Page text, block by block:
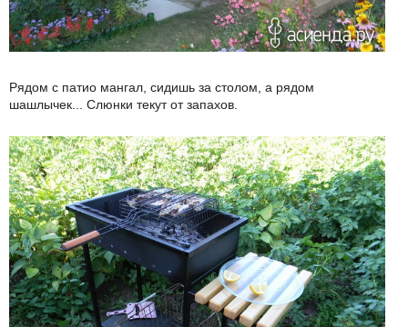
Рядом с патио мангал, сидишь за столом, а рядом
шашлычек... Слюнки текут от запахов.